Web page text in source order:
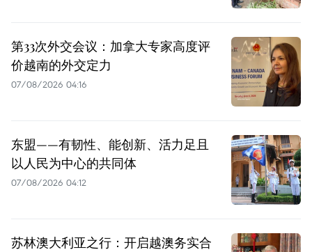
第33次外交会议：加拿大专家高度评
价越南的外交定力
07/08/2026 04:16
东盟——有韧性、能创新、活力足且
以人民为中心的共同体
07/08/2026 04:12
苏林澳大利亚之行：开启越澳务实合